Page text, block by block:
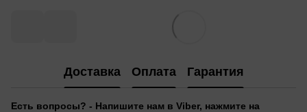
Доставка Оплата Гарантия
Есть вопросы? - Напишите нам в Viber, нажмите на